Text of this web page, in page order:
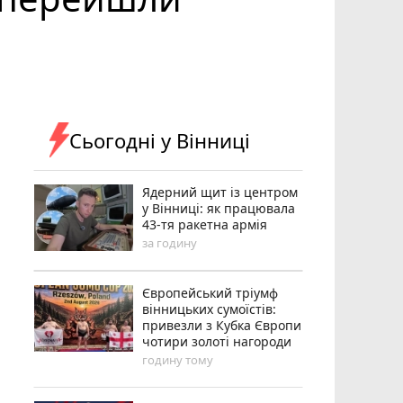
Сьогодні у Вінниці
Ядерний щит із центром
у Вінниці: як працювала
43-тя ракетна армія
за годину
Європейський тріумф
вінницьких сумоїстів:
привезли з Кубка Європи
чотири золоті нагороди
годину тому